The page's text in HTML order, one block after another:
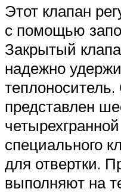
Этот клапан
с помощью
Закрытый
надежно
представлен
специального
для отвертки.
выполняют на